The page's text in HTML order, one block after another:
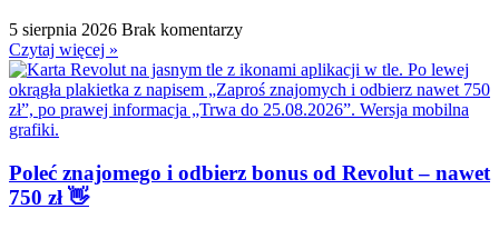
5 sierpnia 2026 Brak komentarzy
Czytaj więcej »
Poleć znajomego i odbierz bonus od Revolut – nawet
750 zł 👋